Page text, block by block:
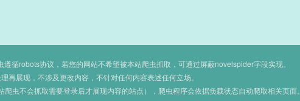
循robots协议，若您的网站不希望被本站爬虫抓取，可通过屏蔽novelspider字段实现。
再展现，不涉及更改内容，不针对任何内容表述任何立场。
虫不会抓取需要登录后才展现内容的站点），爬虫程序会依据负载状态自动爬取相关页面。